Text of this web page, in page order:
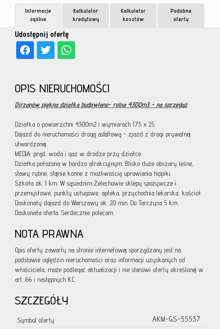
Udostępnij ofertę
Informacje
ogólne
Kalkulator
kredytowy
Kalkulator
kosztów
Podobne
oferty
OPIS NIERUCHOMOŚCI
Ojrzanów piękna działka budowlano- rolna 4300m3 - na sprzedaż.
Działka o powierzchni 4300m2 i wymiarach 175 x 25.
Dojazd do nieruchomości drogą asfaltową - zjazd z drogi prywatnej
utwardzonej.
MEDIA: prąd, woda i gaz w drodze przy działce.
Działka położona w bardzo atrakcyjnym. Blisko duże obszary leśne,
stawy rybne, stajnie konne z możliwością uprawiania hippiki.
Szkoła ok. 1 km. W sąsiednim Żelechowie sklepy spożywcze i
przemysłowe, punkty usługowe, apteka, przychodnia lekarska, kościół.
Doskonały dojazd do Warszawy ok. 20 min. Do Tarczyna 5 km.
Doskonała oferta. Serdecznie polecam.
NOTA PRAWNA
Opis oferty zawarty na stronie internetowej sporządzany jest na
podstawie oględzin nieruchomości oraz informacji uzyskanych od
właściciela, może podlegać aktualizacji i nie stanowi oferty określonej w
art. 66 i następnych K.C.
SZCZEGÓŁY
Symbol oferty AKM-GS-55537